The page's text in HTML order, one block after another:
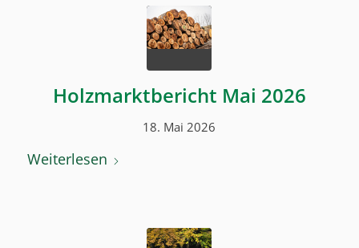
Holzmarktbericht Mai 2026
18. Mai 2026
Weiterlesen